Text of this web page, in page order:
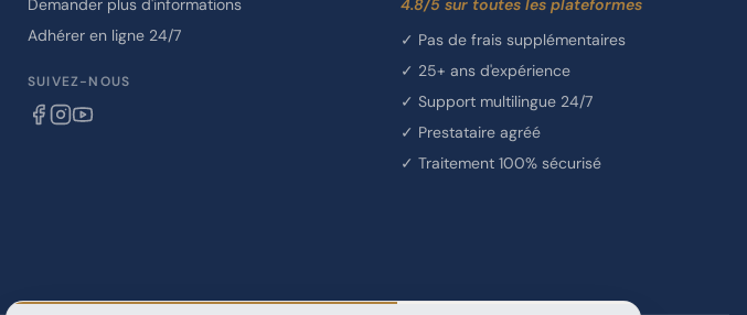
Demander plus d'informations
Adhérer en ligne 24/7
SUIVEZ-NOUS
4.8/5 sur toutes les plateformes
✓ Pas de frais supplémentaires
✓ 25+ ans d'expérience
✓ Support multilingue 24/7
✓ Prestataire agréé
✓ Traitement 100% sécurisé